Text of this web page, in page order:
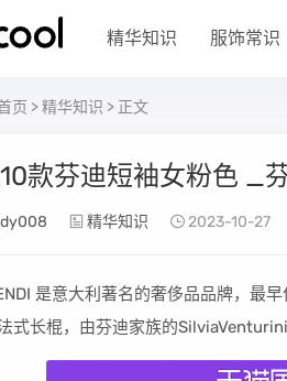
精华知识 服饰常识
页 >精华知识 > 正文
款芬迪短袖女粉色 _
精华知识 2023-10-27
是意大利著名的奢侈品品牌，最
式长棍，由芬迪家族的